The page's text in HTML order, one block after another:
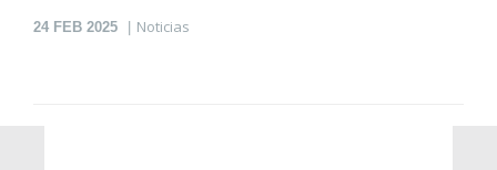
24 FEB 2025 Noticias